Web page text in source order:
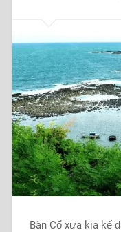
Bàn Cổ xưa kia kế